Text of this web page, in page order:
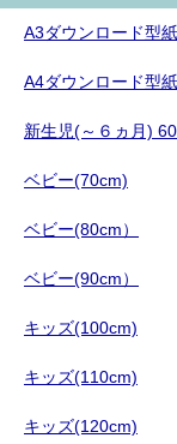
A3ダウンロード型紙
A4ダウンロード型紙
新生児(～６ヵ月)
ベビー(70cm)
ベビー(80cm）
ベビー(90cm）
キッズ(100cm)
キッズ(110cm)
キッズ(120cm)